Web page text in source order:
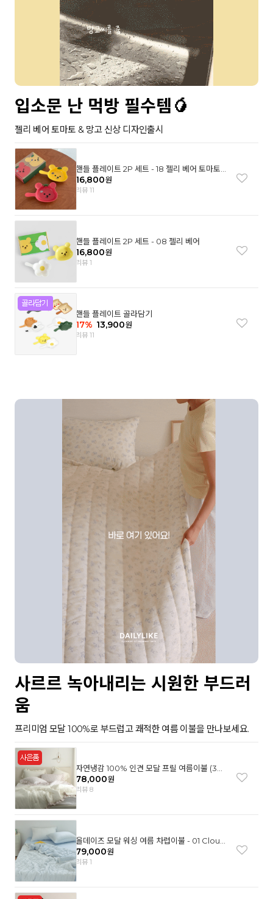
입소문 난 먹방 필수템🥭
젤리 베어 토마토 & 망고 신상 디자인출시
핸들 플레이트 2P 세트 - 18 젤리 베어 토마토
& 망고
16,800원
리뷰 11
핸들 플레이트 2P 세트 - 08 젤리 베어
16,800원
리뷰 1
핸들 플레이트 골라담기
17% 13,900원
리뷰 11
사르르 녹아내리는 시원한 부드러
움
프리미엄 모달 100%로 부드럽고 쾌적한 여름 이불을 만나보세요.
자연냉감 100% 인견 모달 프릴 여름이불 (3컬
러)
78,000원
리뷰 8
올데이즈 모달 워싱 여름 차렵이불 - 01 Cloud
garden(SS)
79,000원
리뷰 1